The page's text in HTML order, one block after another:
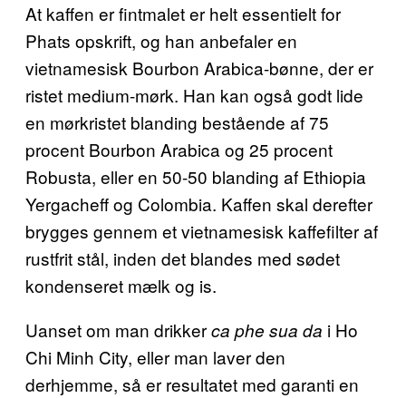
At kaffen er fintmalet er helt essentielt for
Phats opskrift, og han anbefaler en
vietnamesisk Bourbon Arabica-bønne, der er
ristet medium-mørk. Han kan også godt lide
en mørkristet blanding bestående af 75
procent Bourbon Arabica og 25 procent
Robusta, eller en 50-50 blanding af Ethiopia
Yergacheff og Colombia. Kaffen skal derefter
brygges gennem et vietnamesisk kaffefilter af
rustfrit stål, inden det blandes med sødet
kondenseret mælk og is.
Uanset om man drikkerca phe sua da i Ho
Chi Minh City, eller man laver den
derhjemme, så er resultatet med garanti en